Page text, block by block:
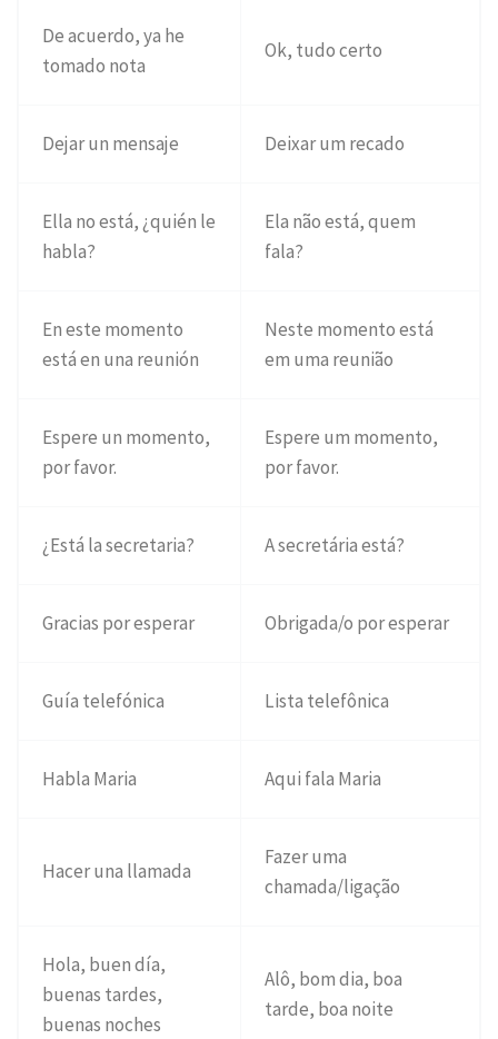
De acuerdo, ya he
tomado nota
Ok, tudo certo
Dejar un mensaje Deixar um recado
Ella no está, ¿quién le
habla?
Ela não está, quem
fala?
En este momento
está en una reunión
Neste momento está
em uma reunião
Espere un momento,
por favor.
Espere um momento,
por favor.
¿Está la secretaria? A secretária está?
Gracias por esperar Obrigada/o por esperar
Guía telefónica Lista telefônica
Habla Maria Aqui fala Maria
Hacer una llamada
Fazer uma
chamada/ligação
Hola, buen día,
buenas tardes,
buenas noches
Alô, bom dia, boa
tarde, boa noite